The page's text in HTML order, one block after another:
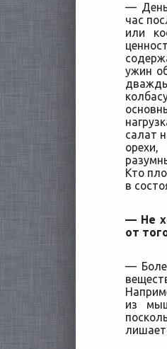
— День
час
или
ужин
салат
Кто
в
— Не
от
—
из